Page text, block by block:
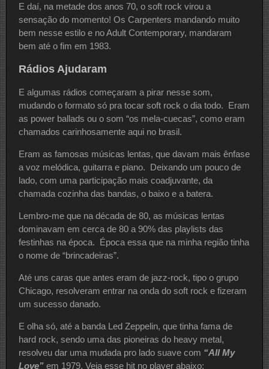
E daí, na metade dos anos 70, o soft rock virou a
sensação do momento! Os Carpenters mandando muito
bem nesse estilo e no Adult Contemporary, mandaram
bem até o fim em 1983.
Rádios Ajudaram
E algumas rádios começaram a pirar nesse som,
mudando o formato só pra tocar soft rock o dia todo. Eram
as power ballads ou o som “os mela-cuecas”, como eram
chamados carinhosamente aqui no brasil.
Eram as famosas músicas lentas, que davam mais ênfase
a voz melódica, guitarra e piano. Deixando um pouco de
lado, com uma participação mais coadjuvante, da
chamada cozinha das bandas, o baixo e a batera.
Lembro-me que na década de 80, as músicas lentas
dominavam em cerca de 80 a 90% das playlists das
festinhas na época. Época essa que na minha região tinha
o nome de “brincadeiras”.
Até uns caras que antes eram de jazz-rock, tipo o grupo
Chicago, resolveram entrar na onda do soft rock e fizeram
um sucesso danado.
E olha só, até a banda Led Zeppelin, que tinha fama de
hard rock, sendo uma das pioneiras do heavy metal,
resolveu dar uma mudada pro lado suave com “All My
Love” em 1979. Veja esse hit no player abaixo: